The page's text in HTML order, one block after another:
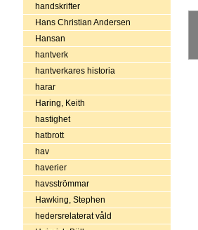
handskrifter
Hans Christian Andersen
Hansan
hantverk
hantverkares historia
harar
Haring, Keith
hastighet
hatbrott
hav
haverier
havsströmmar
Hawking, Stephen
hedersrelaterat våld